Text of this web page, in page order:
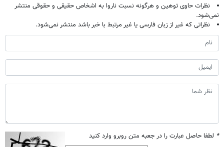
نظرات حاوی توهین و هرگونه نسبت ناروا به اشخاص حقیقی و حقوقی منتشر
نمی‌شود.
نظراتی که غیر از زبان فارسی یا غیر مرتبط با خبر باشد منتشر نمی‌شود.
* لطفا حاصل عبارت را در جعبه متن روبرو وارد کنید